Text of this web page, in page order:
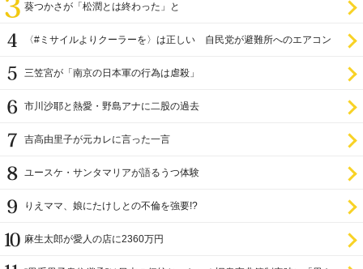
葵つかさが「松潤とは終わった」と
〈#ミサイルよりクーラーを〉は正しい 自民党が避難所へのエアコン
三笠宮が「南京の日本軍の行為は虐殺」
市川沙耶と熱愛・野島アナに二股の過去
吉高由里子が元カレに言った一言
ユースケ・サンタマリアが語るうつ体験
りえママ、娘にたけしとの不倫を強要!?
麻生太郎が愛人の店に2360万円